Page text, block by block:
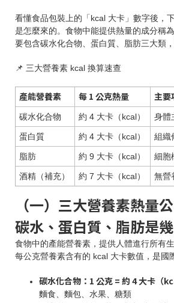
看懂食品包裝上的「kcal 大卡」數字後，
是怎麼來的。食物中能提供熱量的成分稱
要包含碳水化合物、蛋白質、脂肪三大類
📌 三大營養素 kcal 換算速查
產能營養素 每 1 公克熱量 主要
碳水化合物 約 4 大卡（kcal） 身體
蛋白質 約 4 大卡（kcal） 組織
脂肪 約 9 大卡（kcal） 細胞
酒精（補充） 約 7 大卡（kcal） 無營
（一）三大營養素熱量
碳水、蛋白質、脂肪是
食物中的產能營養素，提供人體進行所有
每公克營養素含有的 kcal 大卡數值，是國
碳水化合物：1 公克 = 約 4 大卡（
麵食、麵包、水果、糖類